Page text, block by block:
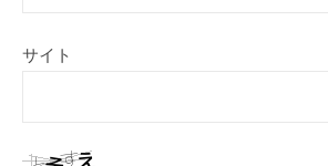
サイト